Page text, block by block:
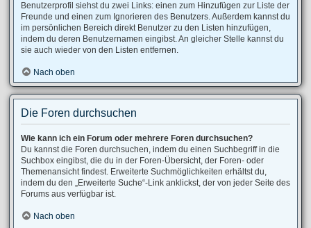
Benutzerprofil siehst du zwei Links: einen zum Hinzufügen zur Liste der
Freunde und einen zum Ignorieren des Benutzers. Außerdem kannst du
im persönlichen Bereich direkt Benutzer zu den Listen hinzufügen,
indem du deren Benutzernamen eingibst. An gleicher Stelle kannst du
sie auch wieder von den Listen entfernen.
Nach oben
Die Foren durchsuchen
Wie kann ich ein Forum oder mehrere Foren durchsuchen?
Du kannst die Foren durchsuchen, indem du einen Suchbegriff in die
Suchbox eingibst, die du in der Foren-Übersicht, der Foren- oder
Themenansicht findest. Erweiterte Suchmöglichkeiten erhältst du,
indem du den „Erweiterte Suche“-Link anklickst, der von jeder Seite des
Forums aus verfügbar ist.
Nach oben